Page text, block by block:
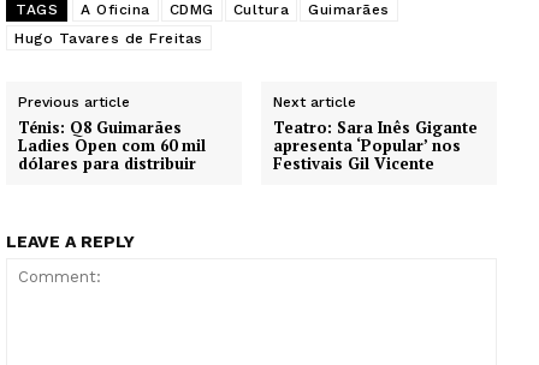
TAGS A Oficina CDMG Cultura
Guimarães
Hugo Tavares de Freitas
Previous article
Ténis: Q8 Guimarães
Ladies Open com 60 mil
dólares para distribuir
Next article
Teatro: Sara Inês Gigante
apresenta ‘Popular’ nos
Festivais Gil Vicente
LEAVE A REPLY